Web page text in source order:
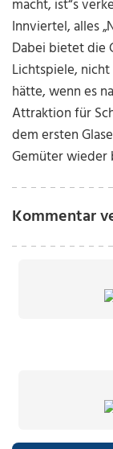
macht, ist“s
Innviertel, alles
Dabei bietet die
Lichtspiele,
hätte, wenn es
Attraktion für
dem ersten
Gemüter wieder
Kommentar